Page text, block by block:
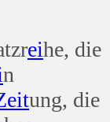
eihe, die
n
ung, die